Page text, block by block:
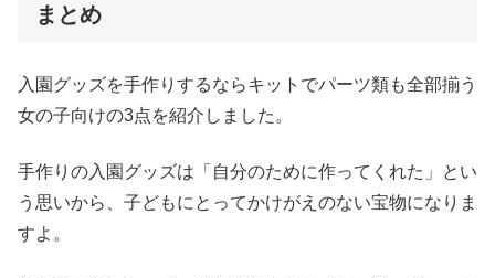
まとめ
入園グッズを手作りするならキットでパーツ類も全部揃う
女の子向けの3点を紹介しました。
手作りの入園グッズは「自分のために作ってくれた」とい
う思いから、子どもにとってかけがえのない宝物になりま
すよ。